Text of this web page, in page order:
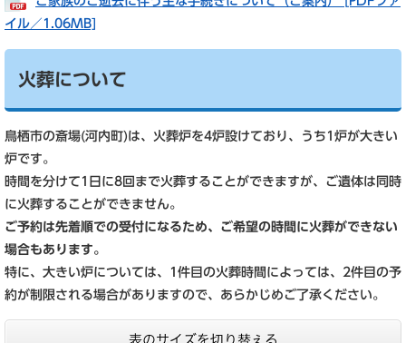
イル／1.06MB]
火葬について
鳥栖市の斎場(河内町)は、火葬炉を4炉設けており、うち1炉が大きい
炉です。
時間を分けて1日に8回まで火葬することができますが、ご遺体は同時
に火葬することができません。
ご予約は先着順での受付になるため、ご希望の時間に火葬ができない
場合もあります。
特に、大きい炉については、1件目の火葬時間によっては、2件目の予
約が制限される場合がありますので、あらかじめご了承ください。
表のサイズを切り替える